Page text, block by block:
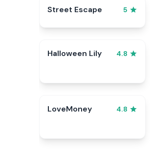
Street Escape 5
Halloween Lily 4.8
LoveMoney 4.8